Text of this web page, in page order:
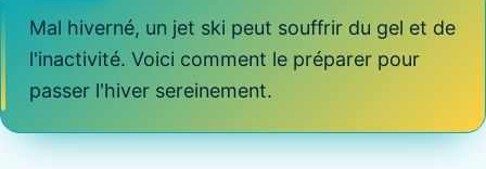
Mal hiverné, un jet ski peut souffrir du gel et de
l'inactivité. Voici comment le préparer pour
passer l'hiver sereinement.